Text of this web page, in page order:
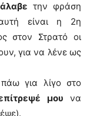
την φράση
είναι η 2η
στον Στρατό οι
για να λένε ως
για λίγο στο
μου να